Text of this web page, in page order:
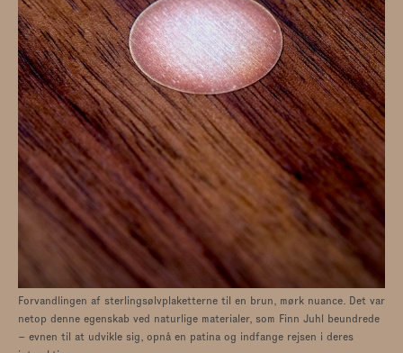
Forvandlingen af sterlingsølvplaketterne til en brun, mørk nuance. Det var
netop denne egenskab ved naturlige materialer, som Finn Juhl beundrede
– evnen til at udvikle sig, opnå en patina og indfange rejsen i deres